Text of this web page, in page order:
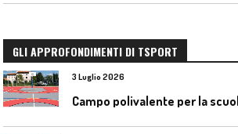
GLI APPROFONDIMENTI DI TSPORT
3 Luglio 2026
Campo polivalente per la